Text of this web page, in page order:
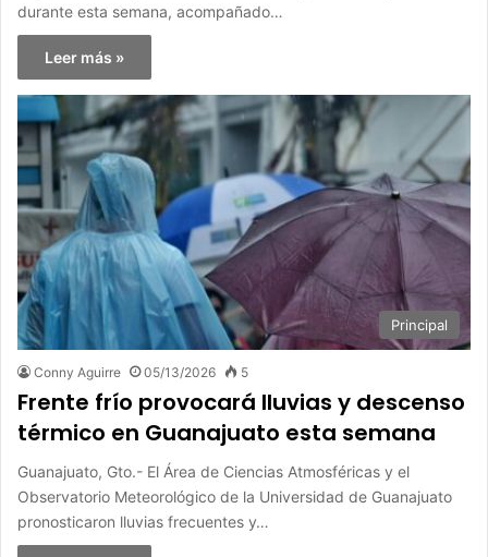
durante esta semana, acompañado…
Leer más »
Principal
Conny Aguirre 05/13/2026 5
Frente frío provocará lluvias y descenso
térmico en Guanajuato esta semana
Guanajuato, Gto.- El Área de Ciencias Atmosféricas y el
Observatorio Meteorológico de la Universidad de Guanajuato
pronosticaron lluvias frecuentes y…